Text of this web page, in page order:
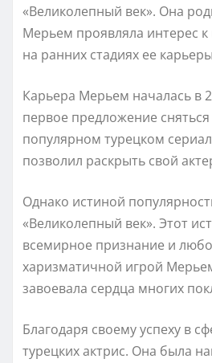
«Великолепный век». Она
Мерьем проявляла интерес к
на ранних стадиях ее
Карьера Мерьем началась в
первое предложение
популярном турецком
позволил раскрыть свой
Однако истиной
«Великолепный век». Этот
всемирное признание и
харизматичной игрой
завоевала сердца многих
Благодаря своему успеху в
турецких актрис. Она была